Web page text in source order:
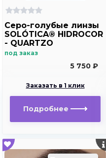
Серо-голубые линзы
SOLÓTICA® HIDROCOR
- QUARTZO
под заказ
5 750 ₽
Заказать в 1 клик
Подробнее